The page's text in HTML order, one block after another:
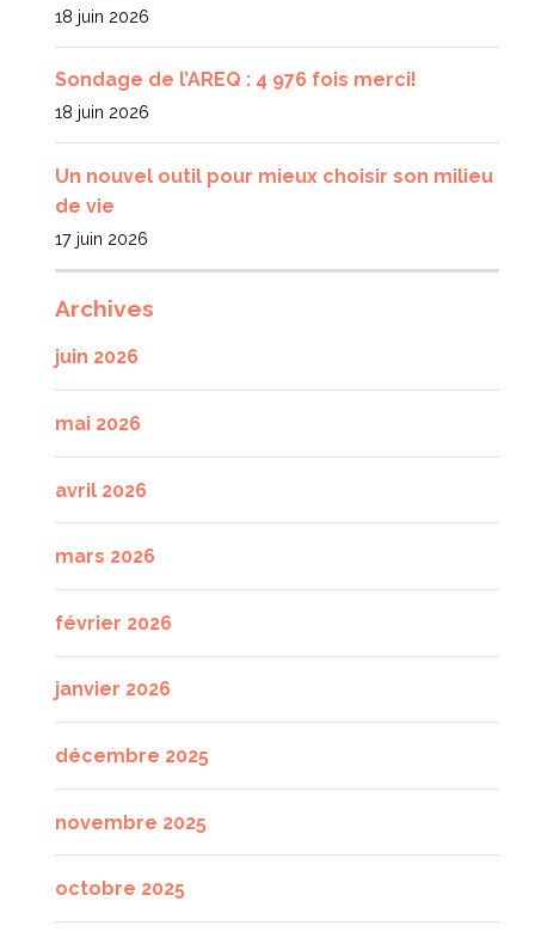
18 juin 2026
Sondage de l’AREQ : 4 976 fois merci!
18 juin 2026
Un nouvel outil pour mieux choisir son milieu
de vie
17 juin 2026
Archives
juin 2026
mai 2026
avril 2026
mars 2026
février 2026
janvier 2026
décembre 2025
novembre 2025
octobre 2025